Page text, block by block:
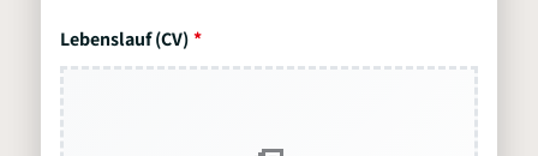
Lebenslauf (CV)